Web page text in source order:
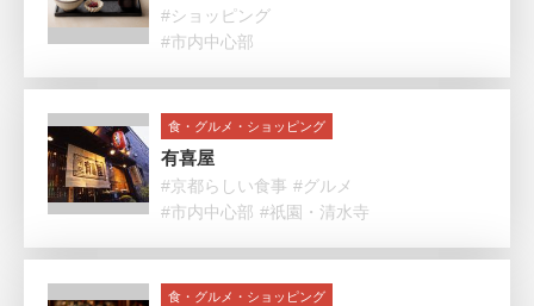
#ショッピング
#市内中心部
食・グルメ・ショッピング
有喜屋
#京都らしい食事 #グルメ
#市内中心部 #祇園・清水寺
食・グルメ・ショッピング